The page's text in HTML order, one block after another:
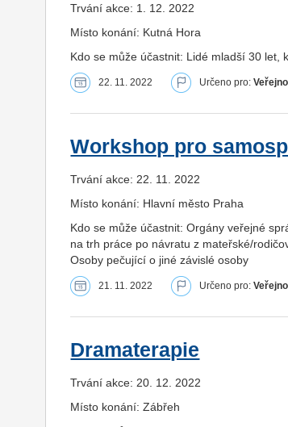
Trvání akce: 1. 12. 2022
Místo konání: Kutná Hora
Kdo se může účastnit: Lidé mladší 30
22. 11. 2022 Určeno pro:
Workshop pro
Trvání akce: 22. 11. 2022
Místo konání: Hlavní město Praha
Kdo se může účastnit: Orgány veřejné
na trh práce po návratu z mateřské/
Osoby pečující o jiné závislé osoby
21. 11. 2022 Určeno pro:
Dramaterapie
Trvání akce: 20. 12. 2022
Místo konání: Zábřeh